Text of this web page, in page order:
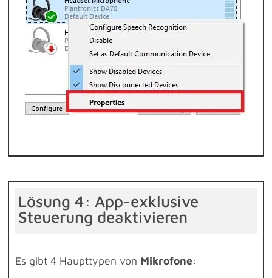
Lösung 4: App-exklusive
Steuerung deaktivieren
Es gibt 4 Haupttypen von Mikrofone: